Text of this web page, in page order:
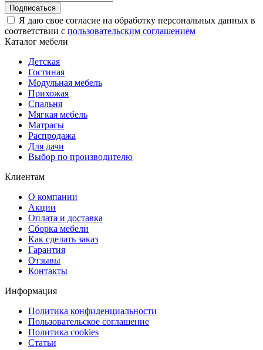
Подписаться
Я даю свое согласие на обработку персональных данных в
соответствии с пользовательским соглашением
Каталог мебели
Детская
Гостиная
Модульная мебель
Прихожая
Спальня
Мягкая мебель
Матрасы
Распродажа
Для дачи
Выбор по производителю
Клиентам
О компании
Акции
Оплата и доставка
Сборка мебели
Как сделать заказ
Гарантия
Отзывы
Контакты
Информация
Политика конфиденциальности
Пользовательское соглашение
Политика cookies
Статьи